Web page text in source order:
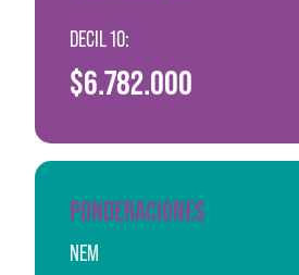
DECIL 10:
$6.782.000
PONDERACIONES
NEM